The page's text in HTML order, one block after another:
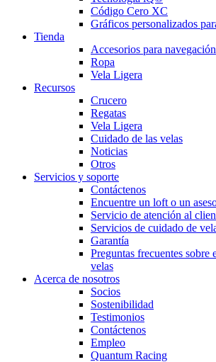
Código Cero XC
Gráficos personalizados
Tienda
Accesorios para navegación
Ropa
Vela Ligera
Recursos
Crucero
Regatas
Vela Ligera
Cuidado de las velas
Noticias
Otros
Servicios y soporte
Contáctenos
Encuentre un loft o un
Servicio de atención al
Servicios de cuidado de
Garantía
Preguntas frecuentes sobre
velas
Acerca de nosotros
Socios
Sostenibilidad
Testimonios
Contáctenos
Empleo
Quantum Racing